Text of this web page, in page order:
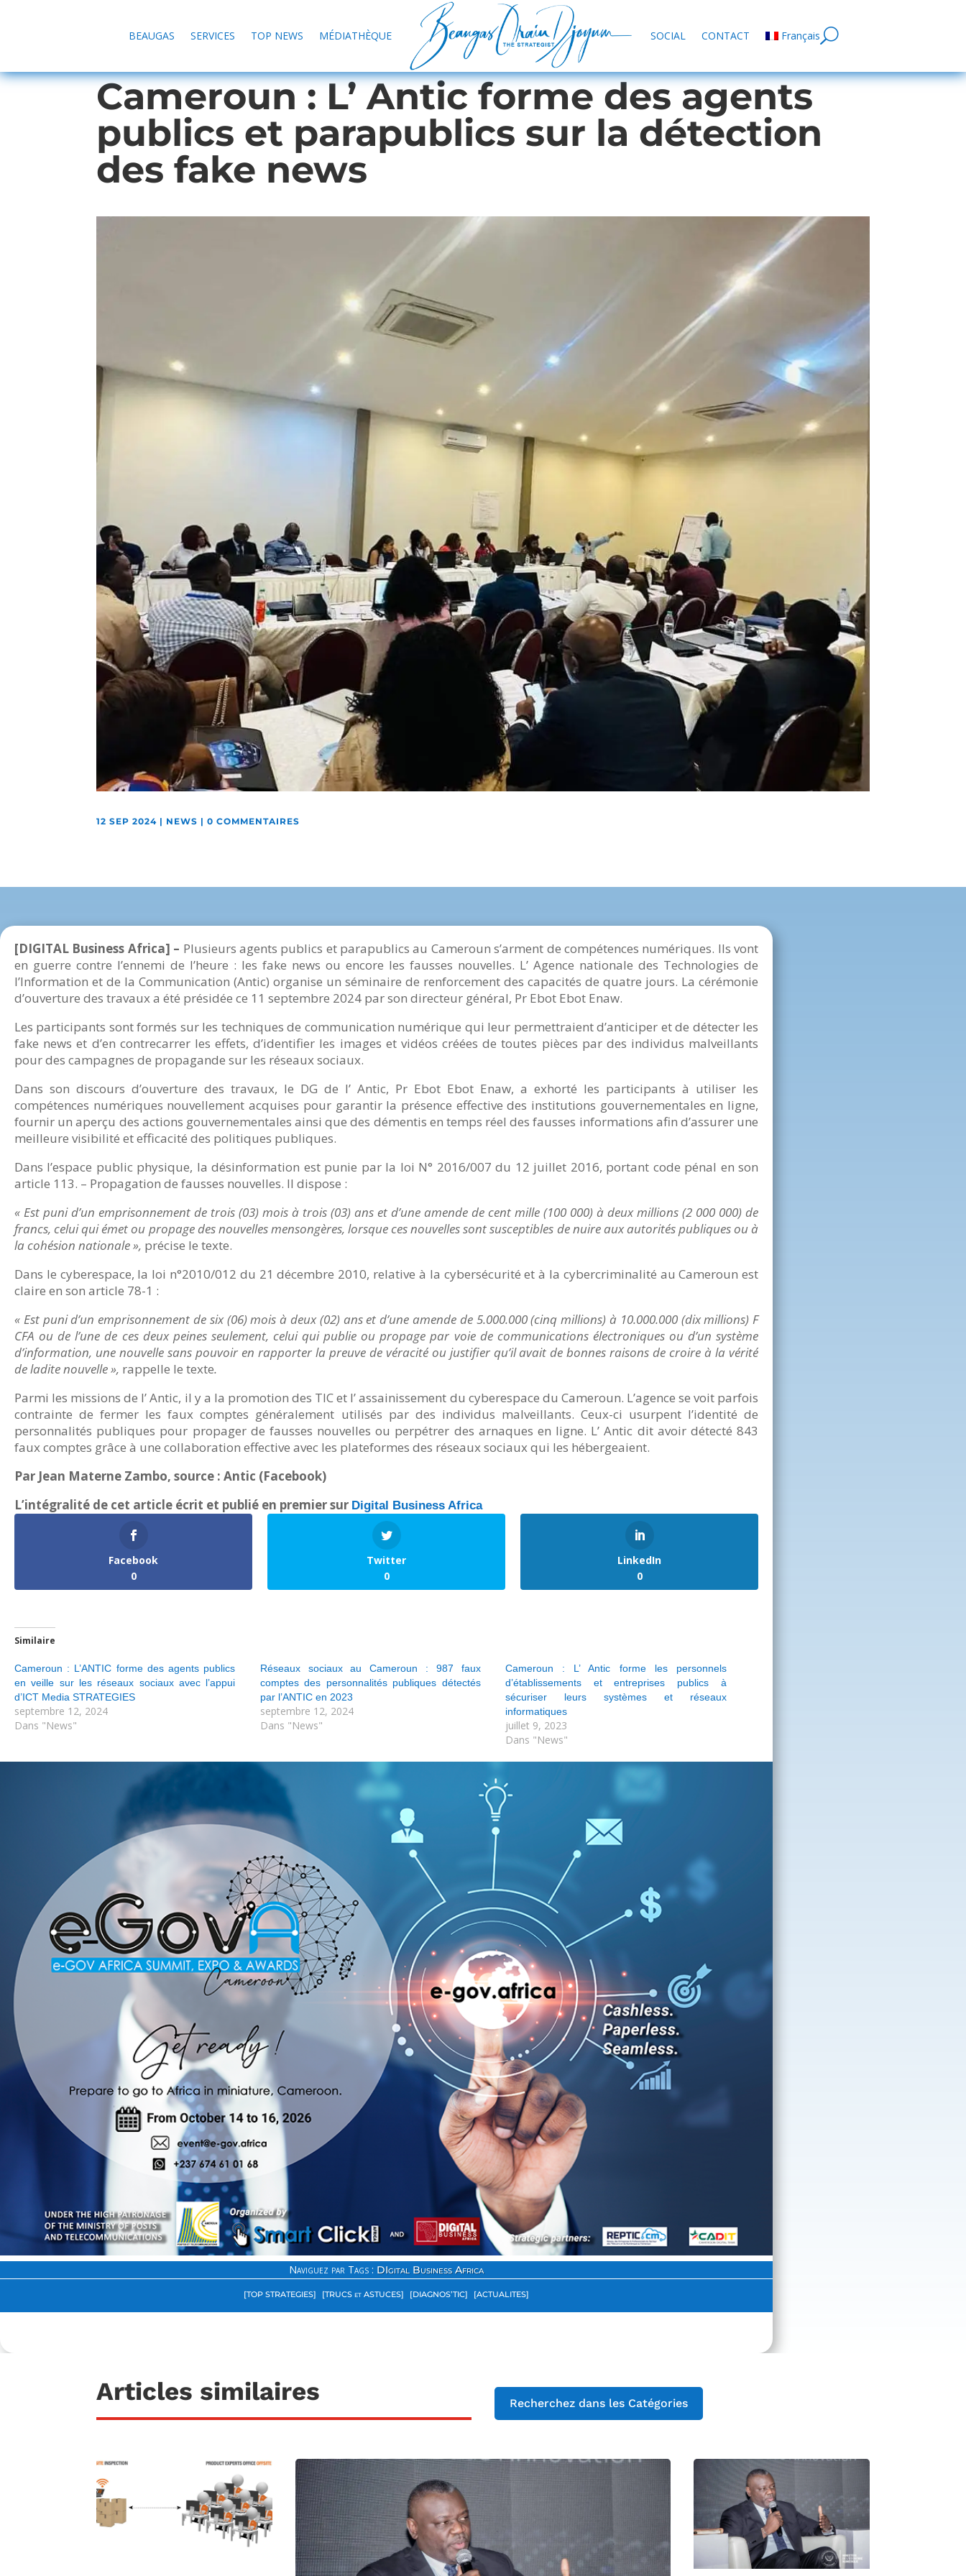
BEAUGAS SERVICES TOP NEWS MÉDIATHÈQUE SOCIAL CONTACT Français
Cameroun : L’ Antic forme des agents
publics et parapublics sur la détection
des fake news
12 SEP 2024 | NEWS |0 COMMENTAIRES
[DIGITAL Business Africa] – Plusieurs agents publics et parapublics au Cameroun s’arment de compétences numériques. Ils vont
en guerre contre l’ennemi de l’heure : les fake news ou encore les fausses nouvelles. L’ Agence nationale des Technologies de
l’Information et de la Communication (Antic) organise un séminaire de renforcement des capacités de quatre jours. La cérémonie
d’ouverture des travaux a été présidée ce 11 septembre 2024 par son directeur général, Pr Ebot Ebot Enaw.
Les participants sont formés sur les techniques de communication numérique qui leur permettraient d’anticiper et de détecter les
fake news et d’en contrecarrer les effets, d’identifier les images et vidéos créées de toutes pièces par des individus malveillants
pour des campagnes de propagande sur les réseaux sociaux.
Dans son discours d’ouverture des travaux, le DG de l’ Antic, Pr Ebot Ebot Enaw, a exhorté les participants à utiliser les
compétences numériques nouvellement acquises pour garantir la présence effective des institutions gouvernementales en ligne,
fournir un aperçu des actions gouvernementales ainsi que des démentis en temps réel des fausses informations afin d’assurer une
meilleure visibilité et efficacité des politiques publiques.
Dans l’espace public physique, la désinformation est punie par la loi N° 2016/007 du 12 juillet 2016, portant code pénal en son
article 113. – Propagation de fausses nouvelles. Il dispose :
« Est puni d’un emprisonnement de trois (03) mois à trois (03) ans et d’une amende de cent mille (100 000) à deux millions (2 000 000) de
francs, celui qui émet ou propage des nouvelles mensongères, lorsque ces nouvelles sont susceptibles de nuire aux autorités publiques ou à
la cohésion nationale », précise le texte.
Dans le cyberespace, la loi n°2010/012 du 21 décembre 2010, relative à la cybersécurité et à la cybercriminalité au Cameroun est
claire en son article 78-1 :
« Est puni d’un emprisonnement de six (06) mois à deux (02) ans et d’une amende de 5.000.000 (cinq millions) à 10.000.000 (dix millions) F
CFA ou de l’une de ces deux peines seulement, celui qui publie ou propage par voie de communications électroniques ou d’un système
d’information, une nouvelle sans pouvoir en rapporter la preuve de véracité ou justifier qu’il avait de bonnes raisons de croire à la vérité
de ladite nouvelle », rappelle le texte.
Parmi les missions de l’ Antic, il y a la promotion des TIC et l’ assainissement du cyberespace du Cameroun. L’agence se voit parfois
contrainte de fermer les faux comptes généralement utilisés par des individus malveillants. Ceux-ci usurpent l’identité de
personnalités publiques pour propager de fausses nouvelles ou perpétrer des arnaques en ligne. L’ Antic dit avoir détecté 843
faux comptes grâce à une collaboration effective avec les plateformes des réseaux sociaux qui les hébergeaient.
Par Jean Materne Zambo, source : Antic (Facebook)
L’intégralité de cet article écrit et publié en premier sur Digital Business Africa
Facebook
0
Twitter
0
LinkedIn
0
Similaire
Cameroun : L’ANTIC forme des agents publics
en veille sur les réseaux sociaux avec l’appui
d’ICT Media STRATEGIES
septembre 12, 2024
Dans "News"
Réseaux sociaux au Cameroun : 987 faux
comptes des personnalités publiques détectés
par l’ANTIC en 2023
septembre 12, 2024
Dans "News"
Cameroun : L’ Antic forme les personnels
d’établissements et entreprises publics à
sécuriser leurs systèmes et réseaux
informatiques
juillet 9, 2023
Dans "News"
Naviguez par Tags : DIgital Business Africa
[TOP STRATEGIES] [TRUCS et ASTUCES] [DIAGNOS’TIC] [ACTUALITES]
Articles similaires Recherchez dans les Catégories